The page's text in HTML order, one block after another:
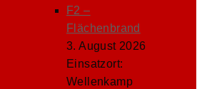
F2 –
Flächenbrand
3. August 2026
Einsatzort:
Wellenkamp